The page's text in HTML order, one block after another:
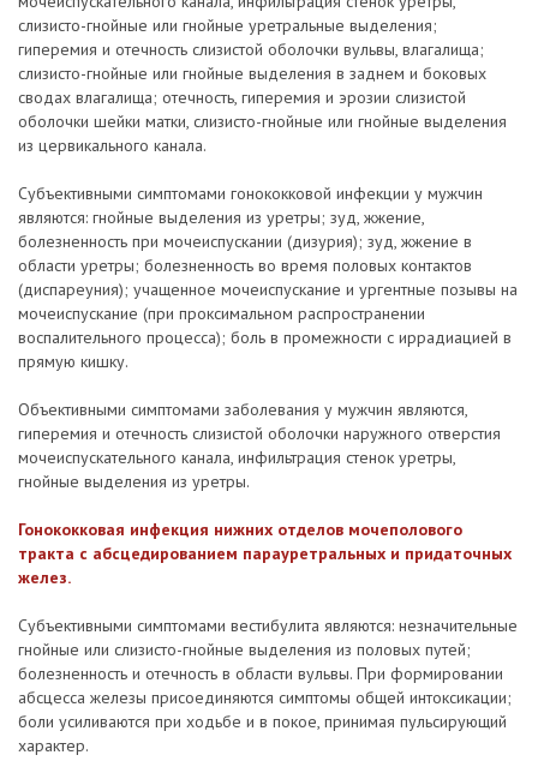
слизисто-гнойные или гнойные уретральные выделения;
гиперемия и отечность слизистой оболочки вульвы, влагалища;
слизисто-гнойные или гнойные выделения в заднем и боковых
сводах влагалища; отечность, гиперемия и эрозии слизистой
оболочки шейки матки, слизисто-гнойные или гнойные выделения
из цервикального канала.
Субъективными симптомами гонококковой инфекции у мужчин
являются: гнойные выделения из уретры; зуд, жжение,
болезненность при мочеиспускании (дизурия); зуд, жжение в
области уретры; болезненность во время половых контактов
(диспареуния); учащенное мочеиспускание и ургентные позывы на
мочеиспускание (при проксимальном распространении
воспалительного процесса); боль в промежности с иррадиацией в
прямую кишку.
Объективными симптомами заболевания у мужчин являются,
гиперемия и отечность слизистой оболочки наружного отверстия
мочеиспускательного канала, инфильтрация стенок уретры,
гнойные выделения из уретры.
Гонококковая инфекция нижних отделов мочеполового
тракта с абсцедированием парауретральных и придаточных
желез.
Субъективными симптомами вестибулита являются: незначительные
гнойные или слизисто-гнойные выделения из половых путей;
болезненность и отечность в области вульвы. При формировании
абсцесса железы присоединяются симптомы общей интоксикации;
боли усиливаются при ходьбе и в покое, принимая пульсирующий
характер.